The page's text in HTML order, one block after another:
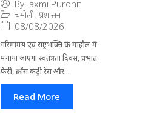
By laxmi Purohit
चमोली, प्रशासन
08/08/2026
गरिमामय एवं राष्ट्रभक्ति के माहौल में
मनाया जाएगा स्वतंत्रता दिवस, प्रभात
फेरी, क्रॉस कंट्री रेस और...
Read More